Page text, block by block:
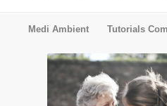
Medi Ambient Tutorials